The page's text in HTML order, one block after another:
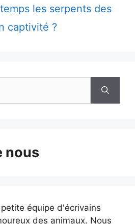
les serpents des
captivité ?
nous
équipe d'écrivains
des animaux. Nous